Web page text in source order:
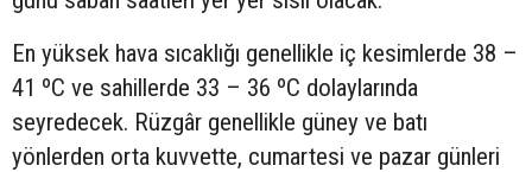
En yüksek hava sıcaklığı genellikle iç kesimlerde 38 –
41 ºC ve sahillerde 33 – 36 ºC dolaylarında
seyredecek. Rüzgâr genellikle güney ve batı
yönlerden orta kuvvette, cumartesi ve pazar günleri